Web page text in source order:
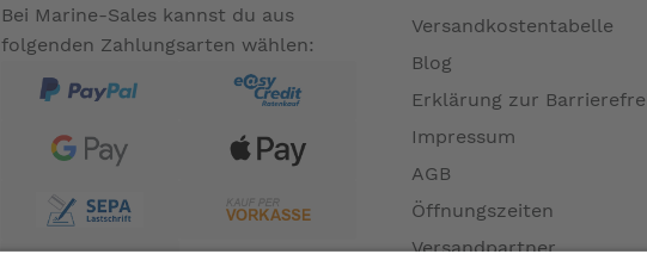
Bei Marine-Sales kannst du aus
folgenden Zahlungsarten wählen:
Versandkostentabelle
Blog
Erklärung zur
Impressum
AGB
Öffnungszeiten
Versandpartner